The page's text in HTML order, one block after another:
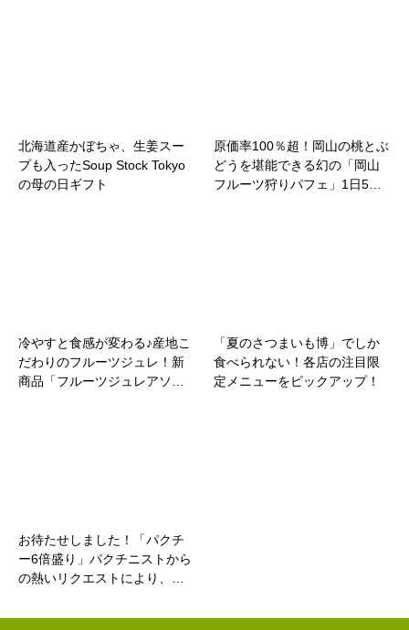
北海道産かぼちゃ、生姜スー
プも入ったSoup Stock Tokyo
の母の日ギフト
原価率100％超！岡山の桃とぶ
どうを堪能できる幻の「岡山
フルーツ狩りパフェ」1日5…
冷やすと食感が変わる♪産地こ
だわりのフルーツジュレ！新
商品「フルーツジュレアソ…
「夏のさつまいも博」でしか
食べられない！各店の注目限
定メニューをピックアップ！
お待たせしました！「パクチ
ー6倍盛り」パクチニストから
の熱いリクエストにより、…